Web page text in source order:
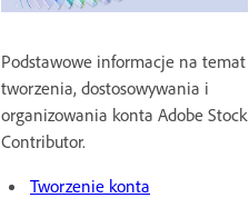
Podstawowe informacje na temat
tworzenia, dostosowywania i
organizowania konta Adobe Stock
Contributor.
Tworzenie konta